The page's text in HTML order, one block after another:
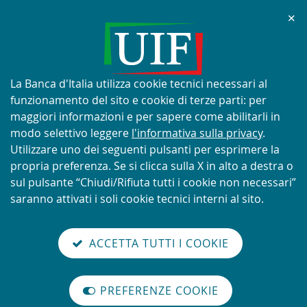
Tentativi di truffa con utilizzo
improprio del nome e del logo
della UIF
SCOPRI DI PIÙ
Cerca
nel
Organizzazione
GAFI - Mutual Evaluation
✕
Informativa
sui
cookie:
La Banca d'Italia utilizza cookie tecnici necessari al
funzionamento del sito e cookie di terze parti: per
maggiori informazioni e per sapere come abilitarli in
modo selettivo leggere l'informativa sulla privacy.
Utilizzare uno dei seguenti pulsanti per esprimere la
propria preferenza. Se si clicca sulla X in alto a destra o
sul pulsante “Chiudi/Rifiuta tutti i cookie non necessari”
saranno attivati i soli cookie tecnici interni al sito.
ACCETTA TUTTI I COOKIE
PREFERENZE COOKIE